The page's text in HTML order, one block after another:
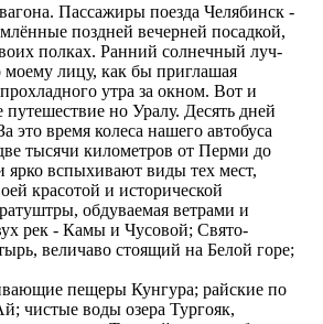
Пассажиры поезда Челябинск -
поздней вечерней посадкой,
полках. Ранний солнечный луч-
моему лицу, как бы приглашая
утра за окном. Вот и
но Уралу. Десять дней
это время колеса нашего автобуса
тысячи километров от Перми до
ярко вспыхивают виды тех мест,
красотой и исторической
обдуваемая ветрами и
рек - Камы и Чусовой; Свято-
величаво стоящий на Белой горе;
пещеры Кунгура; райские по
чистые воды озера Тургояк,